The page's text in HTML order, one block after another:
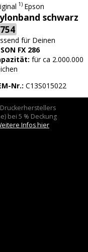
1) Epson
schwarz
für Deinen
FX 286
für ca 2.000.000
Nr.: C13S015022
bei 5 % Deckung
Infos hier